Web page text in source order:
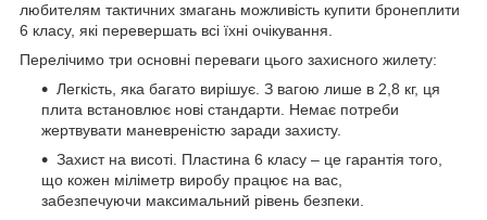
любителям тактичних змагань можливість купити бронеплити
6 класу, які перевершать всі їхні очікування.
Перелічимо три основні переваги цього захисного жилету:
Легкість, яка багато вирішує. З вагою лише в 2,8 кг, ця
плита встановлює нові стандарти. Немає потреби
жертвувати маневреністю заради захисту.
Захист на висоті. Пластина 6 класу – це гарантія того,
що кожен міліметр виробу працює на вас,
забезпечуючи максимальний рівень безпеки.